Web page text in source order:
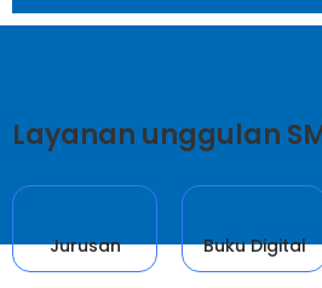
Layanan unggulan
Jurusan Buku Digital